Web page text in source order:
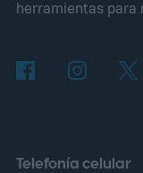
proporciona
describe el
herramientas para
Telefonía celular